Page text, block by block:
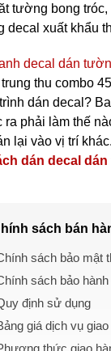
tường bong
decal xuất khẩu
decal dán
thu combo
dán decal?
ra phải làm thế
lại vào vị trí khác.
dán decal
sách bán
sách bảo mật
sách bảo hành
định sử dụng
giá dịch vụ
thức giao